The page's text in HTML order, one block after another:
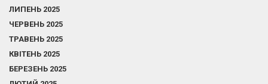
ЛИПЕНЬ 2025
ЧЕРВЕНЬ 2025
ТРАВЕНЬ 2025
КВІТЕНЬ 2025
БЕРЕЗЕНЬ 2025